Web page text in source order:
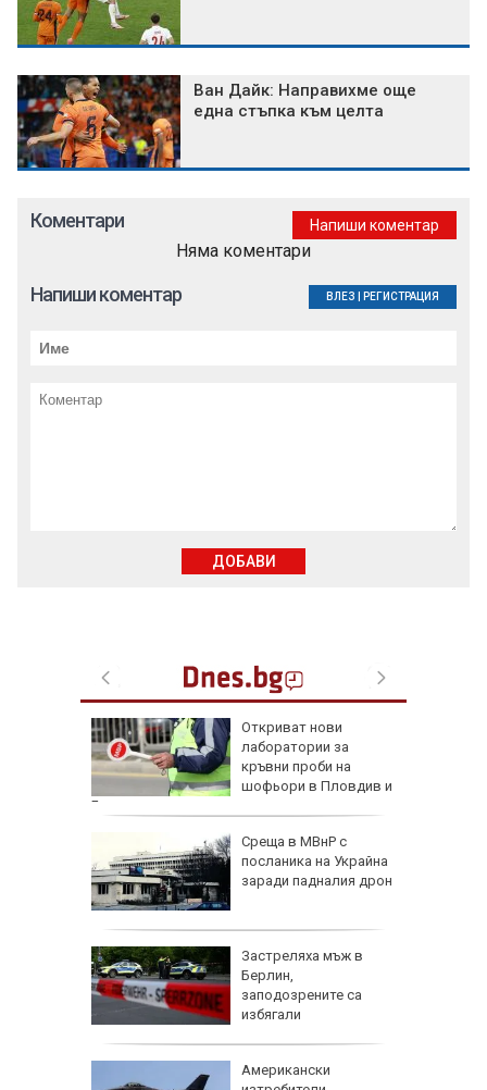
Ван Дайк: Направихме още
една стъпка към целта
Откриват нови
лаборатории за
кръвни проби на
шофьори в Пловдив и
Бургас
Среща в МВнР с
посланика на Украйна
заради падналия дрон
Застреляха мъж в
Берлин,
заподозрените са
избягали
Американски
Коментари Напиши коментар
Няма коментари
Напиши коментар ВЛЕЗ РЕГИСТРАЦИЯ
ДОБАВИ